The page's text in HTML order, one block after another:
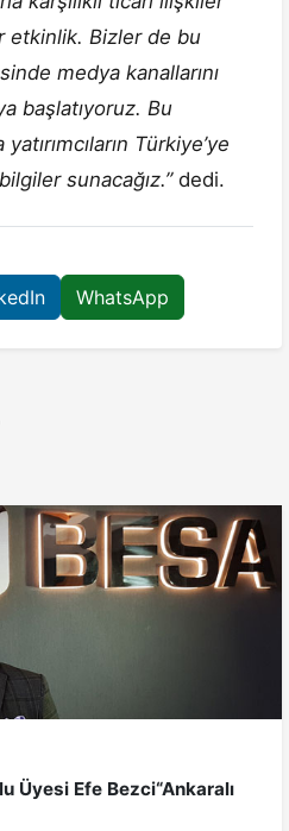
etkinlik. Bizler de bu
medya kanallarını
başlatıyoruz. Bu
Türkiye’ye
bilgiler sunacağız.” dedi.
WhatsApp
Üyesi Efe Bezci“Ankaralı